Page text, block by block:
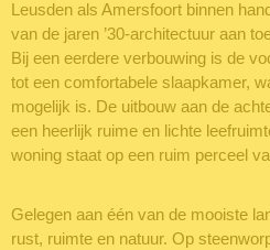
Leusden als Amersfoort binnen
van de jaren ’30-architectuur aan
Bij een eerdere verbouwing is de
tot een comfortabele slaapkamer,
mogelijk is. De uitbouw aan de
een heerlijk ruime en lichte
woning staat op een ruim perceel
Gelegen aan één van de mooiste
rust, ruimte en natuur. Op